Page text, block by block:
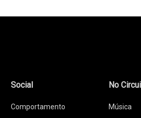
Social
Comportamento
No
Música